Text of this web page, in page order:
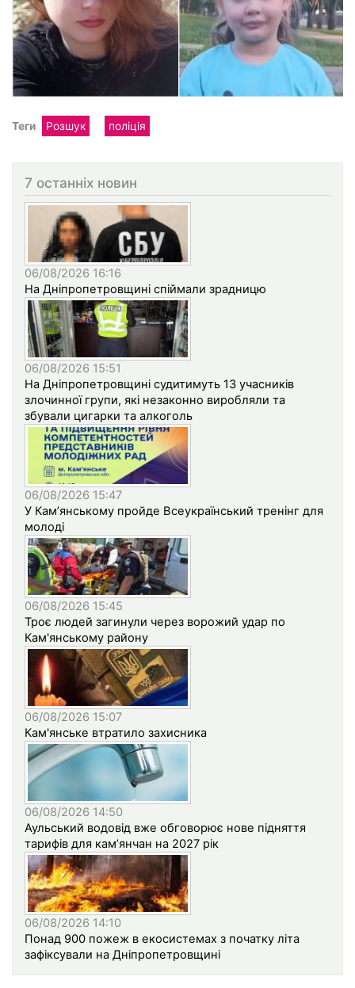
Теги Розшук поліція
7 останніх новин
06/08/2026 16:16
На Дніпропетровщині спіймали зрадницю
06/08/2026 15:51
На Дніпропетровщині судитимуть 13 учасників
злочинної групи, які незаконно виробляли та
збували цигарки та алкоголь
06/08/2026 15:47
У Кам’янському пройде Всеукраїнський тренінг для
молоді
06/08/2026 15:45
Троє людей загинули через ворожий удар по
Кам'янському району
06/08/2026 15:07
Кам'янське втратило захисника
06/08/2026 14:50
Аульський водовід вже обговорює нове підняття
тарифів для кам’янчан на 2027 рік
06/08/2026 14:10
Понад 900 пожеж в екосистемах з початку літа
зафіксували на Дніпропетровщині